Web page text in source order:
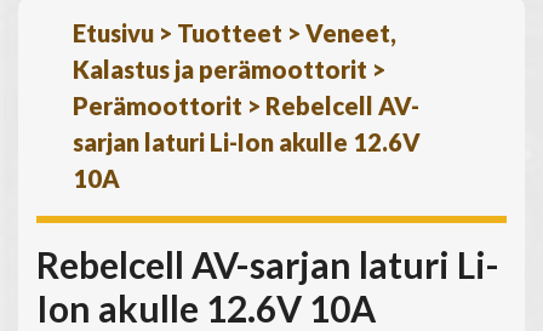
Etusivu > Tuotteet > Veneet,
Kalastus ja perämoottorit >
Perämoottorit > Rebelcell AV-
sarjan laturi Li-Ion akulle 12.6V
10A
Rebelcell AV-sarjan laturi Li-
Ion akulle 12.6V 10A